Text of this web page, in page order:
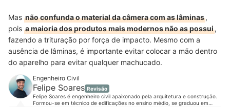
Mas não confunda o material da câmera com as lâminas,
pois a maioria dos produtos mais modernos não as possui,
fazendo a trituração por força de impacto. Mesmo com a
ausência de lâminas, é importante evitar colocar a mão dentro
do aparelho para evitar qualquer machucado.
Engenheiro Civil
Felipe Soares Revisão
Felipe Soares é engenheiro civil apaixonado pela arquitetura e construção.
Formou-se em técnico de edificações no ensino médio, se graduou em